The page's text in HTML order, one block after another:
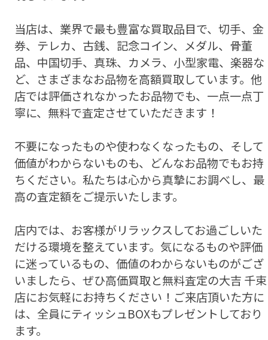
当店は、業界で最も豊富な買取品目で、切手、金
券、テレカ、古銭、記念コイン、メダル、骨董
品、中国切手、真珠、カメラ、小型家電、楽器な
ど、さまざまなお品物を高額買取しています。他
店では評価されなかったお品物でも、一点一点丁
寧に、無料で査定させていただきます！
不要になったものや使わなくなったもの、そして
価値がわからないものも、どんなお品物でもお持
ちください。私たちは心から真摯にお調べし、最
高の査定額をご提示いたします。
店内では、お客様がリラックスしてお過ごしいた
だける環境を整えています。気になるものや評価
に迷っているもの、価値のわからないものがござ
いましたら、ぜひ高価買取と無料査定の大吉 千束
店にお気軽にお持ちください！ご来店頂いた方に
は、全員にティッシュBOXもプレゼントしており
ます。